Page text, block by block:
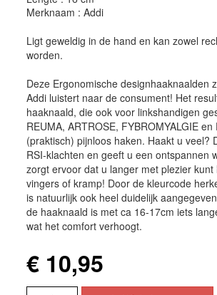
Merknaam : Addi
Ligt geweldig in de hand en kan zowel
worden.
Deze Ergonomische designhaaknaalden
Addi luistert naar de consument! Het
haaknaald, die ook voor linkshandigen
REUMA, ARTROSE, FYBROMYALGIE
(praktisch) pijnloos haken. Haakt u veel?
RSI-klachten en geeft u een ontspannen
zorgt ervoor dat u langer met plezier
vingers of kramp! Door de kleurcode
is natuurlijk ook heel duidelijk
de haaknaald is met ca 16-17cm iets
wat het comfort verhoogt.
€ 10,95